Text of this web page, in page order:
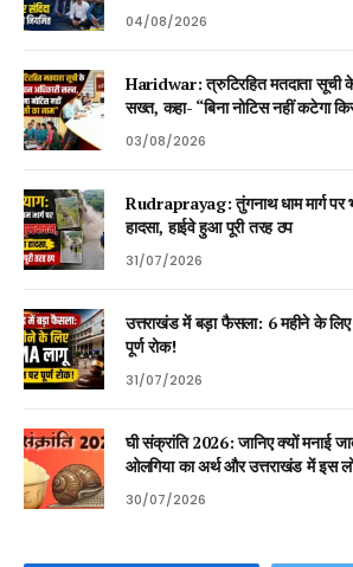
04/08/2026
Haridwar: त्रुटिरहित मतदाता सूची के
सख्त, कहा- “बिना नोटिस नहीं कटेगा
03/08/2026
Rudraprayag: तुंगनाथ धाम मार्ग पर
हादसा, हाईवे हुआ पूरी तरह ठप
31/07/2026
उत्तराखंड में बड़ा फैसला: 6 महीने के
पूर्ण रोक!
31/07/2026
घी संक्रांति 2026: जानिए क्यों मनाई
ओलगिया का अर्थ और उत्तराखंड में इस
30/07/2026